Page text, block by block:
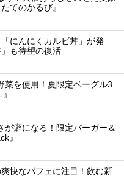
てのかるび』
にんにくカルビ丼」が発
も待望の復活
菜を使用！夏限定ベーグル3
が癖になる！限定バーガー＆
』
快なパフェに注目！飲む新